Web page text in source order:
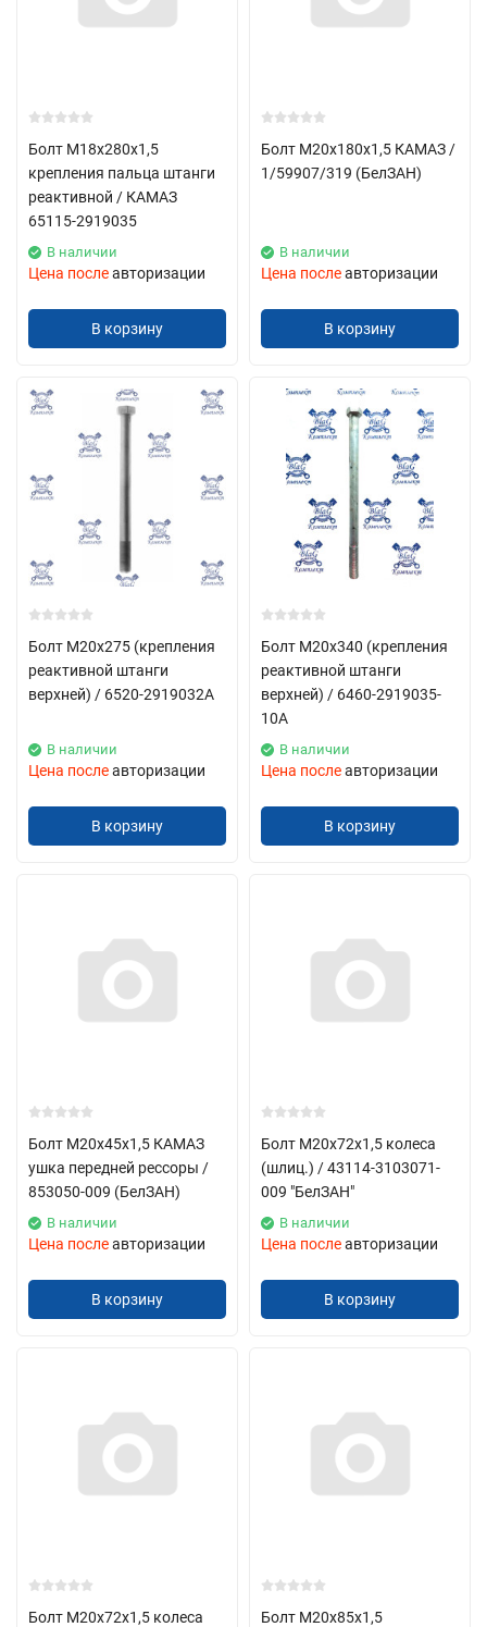
Болт М18х280х1,5
крепления пальца штанги
реактивной / КАМАЗ
65115-2919035
В наличии
Цена послеавторизации
В корзину
Болт М20х180х1,5 КАМАЗ /
1/59907/319 (БелЗАН)
В наличии
Цена послеавторизации
В корзину
Болт М20х275 (крепления
реактивной штанги
верхней) / 6520-2919032А
В наличии
Цена послеавторизации
В корзину
Болт М20х340 (крепления
реактивной штанги
верхней) / 6460-2919035-
10А
В наличии
Цена послеавторизации
В корзину
Болт М20х45х1,5 КАМАЗ
ушка передней рессоры /
853050-009 (БелЗАН)
В наличии
Цена послеавторизации
В корзину
Болт М20х72х1,5 колеса
(шлиц.) / 43114-3103071-
009 "БелЗАН"
В наличии
Цена послеавторизации
В корзину
Болт М20х72х1,5 колеса
Болт М20х85х1,5